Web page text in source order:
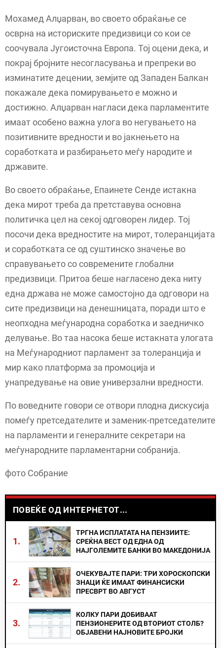
Мохамед Алџарван, во своето обраќање се
осврна на историските предизвици со кои се
соочувала Југоисточна Европа. Тој оцени дека, и
покрај бројните несогласувања и препреки во
изминатите децении, земјите од Западен Балкан
покажале дека помирувањето е можно и
достижно. Алџарван нагласи дека парламентите
имаат особено важна улога во негувањето на
позитивните вредности и во јакнењето на
соработката и разбирањето меѓу народите и
државите.
Во своето обраќање, Епаинете Сенде истакна
дека мирот треба да претставува основна
политичка цел на секој одговорен лидер. Тој
посочи дека вредностите на мирот, толеранцијата
и соработката се од суштинско значење во
справувањето со современите глобални
предизвици. Притоа беше нагласено дека ниту
една држава не може самостојно да одговори на
сите предизвици на денешницата, поради што е
неопходна меѓународна соработка и заедничко
делување. Во таа насока беше истакната улогата
на Меѓународниот парламент за толеранција и
мир како платформа за промоција и
унапредување на овие универзални вредности.
По воведните говори се отвори плодна дискусија
помеѓу претседателите и заменик-претседателите
на парламенти и генералните секретари на
меѓународните парламентарни собранија.
фото Собрание
ПОВЕЌЕ ОД ИНТЕРНЕТОТ...
1.
ТРГНА ИСПЛАТАТА НА ПЕНЗИИТЕ:
СРЕЌНА ВЕСТ ОД ЕДНА ОД
НАЈГОЛЕМИТЕ БАНКИ ВО МАКЕДОНИЈА
2.
ОЧЕКУВАЈТЕ ПАРИ: ТРИ ХОРОСКОПСКИ
ЗНАЦИ ЌЕ ИМААТ ФИНАНСИСКИ
ПРЕСВРТ ВО АВГУСТ
3.
КОЛКУ ПАРИ ДОБИВААТ
ПЕНЗИОНЕРИТЕ ОД ВТОРИОТ СТОЛБ?
ОБЈАВЕНИ НАЈНОВИТЕ БРОЈКИ